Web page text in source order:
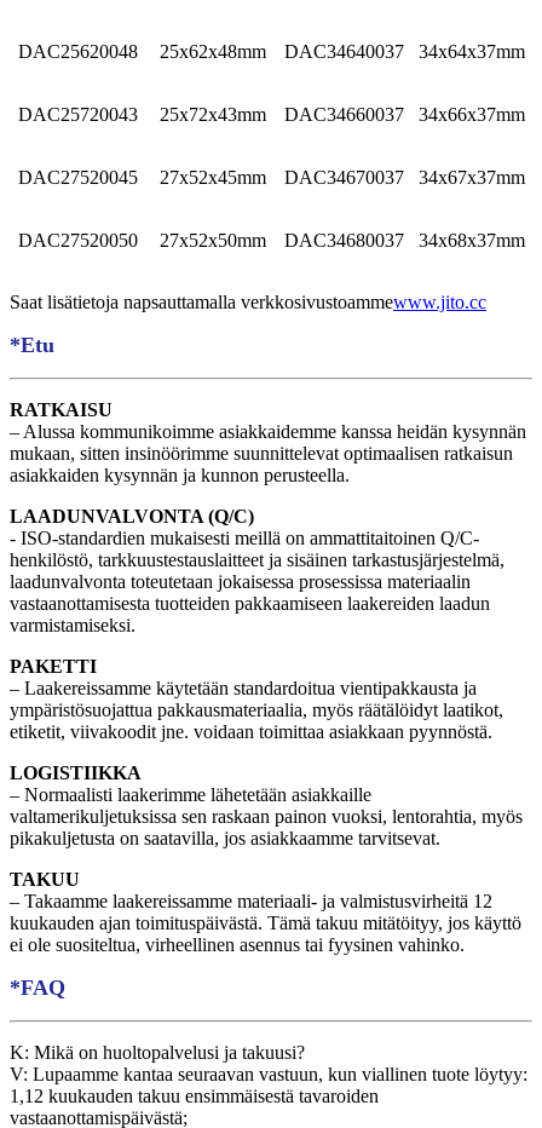
DAC25620048 25x62x48mm DAC34640037 34x64x37mm
DAC25720043 25x72x43mm DAC34660037 34x66x37mm
DAC27520045 27x52x45mm DAC34670037 34x67x37mm
DAC27520050 27x52x50mm DAC34680037 34x68x37mm
Saat lisätietoja napsauttamalla verkkosivustoammewww.jito.cc
*Etu
RATKAISU
– Alussa kommunikoimme asiakkaidemme kanssa heidän kysynnän
mukaan, sitten insinöörimme suunnittelevat optimaalisen ratkaisun
asiakkaiden kysynnän ja kunnon perusteella.
LAADUNVALVONTA (Q/C)
- ISO-standardien mukaisesti meillä on ammattitaitoinen Q/C-
henkilöstö, tarkkuustestauslaitteet ja sisäinen tarkastusjärjestelmä,
laadunvalvonta toteutetaan jokaisessa prosessissa materiaalin
vastaanottamisesta tuotteiden pakkaamiseen laakereiden laadun
varmistamiseksi.
PAKETTI
– Laakereissamme käytetään standardoitua vientipakkausta ja
ympäristösuojattua pakkausmateriaalia, myös räätälöidyt laatikot,
etiketit, viivakoodit jne. voidaan toimittaa asiakkaan pyynnöstä.
LOGISTIIKKA
– Normaalisti laakerimme lähetetään asiakkaille
valtamerikuljetuksissa sen raskaan painon vuoksi, lentorahtia, myös
pikakuljetusta on saatavilla, jos asiakkaamme tarvitsevat.
TAKUU
– Takaamme laakereissamme materiaali- ja valmistusvirheitä 12
kuukauden ajan toimituspäivästä. Tämä takuu mitätöityy, jos käyttö
ei ole suositeltua, virheellinen asennus tai fyysinen vahinko.
*FAQ
K: Mikä on huoltopalvelusi ja takuusi?
V: Lupaamme kantaa seuraavan vastuun, kun viallinen tuote löytyy:
1,12 kuukauden takuu ensimmäisestä tavaroiden
vastaanottamispäivästä;